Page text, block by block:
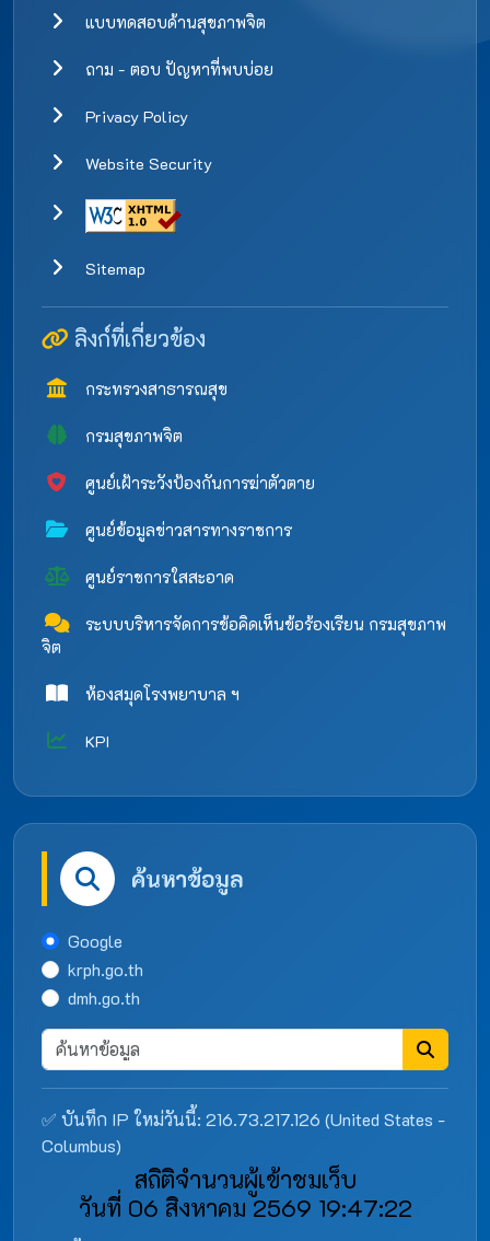
แบบทดสอบด้านสุขภาพจิต
ถาม - ตอบ ปัญหาที่พบบ่อย
Privacy Policy
Website Security
Sitemap
ลิงก์ที่เกี่ยวข้อง
กระทรวงสาธารณสุข
กรมสุขภาพจิต
ศูนย์เฝ้าระวังป้องกันการฆ่าตัวตาย
ศูนย์ข้อมูลข่าวสารทางราชการ
ศูนย์ราชการใสสะอาด
ระบบบริหารจัดการข้อคิดเห็นข้อร้องเรียน กรมสุขภาพ
จิต
ห้องสมุดโรงพยาบาล ฯ
KPI
ค้นหาข้อมูล
Google
krph.go.th
dmh.go.th
✅ บันทึก IP ใหม่วันนี้: 216.73.217.126 (United States -
Columbus)
สถิติจำนวนผู้เข้าชมเว็บ
วันที่ 06 สิงหาคม 2569 19:47:22